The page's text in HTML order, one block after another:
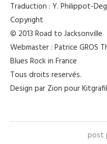
Traduction : Y. Philippot-
Copyright
© 2013 Road to Jacksonville
Webmaster : Patrice GROS
Blues Rock in France
Tous droits reservés.
Design par Zion pour
post